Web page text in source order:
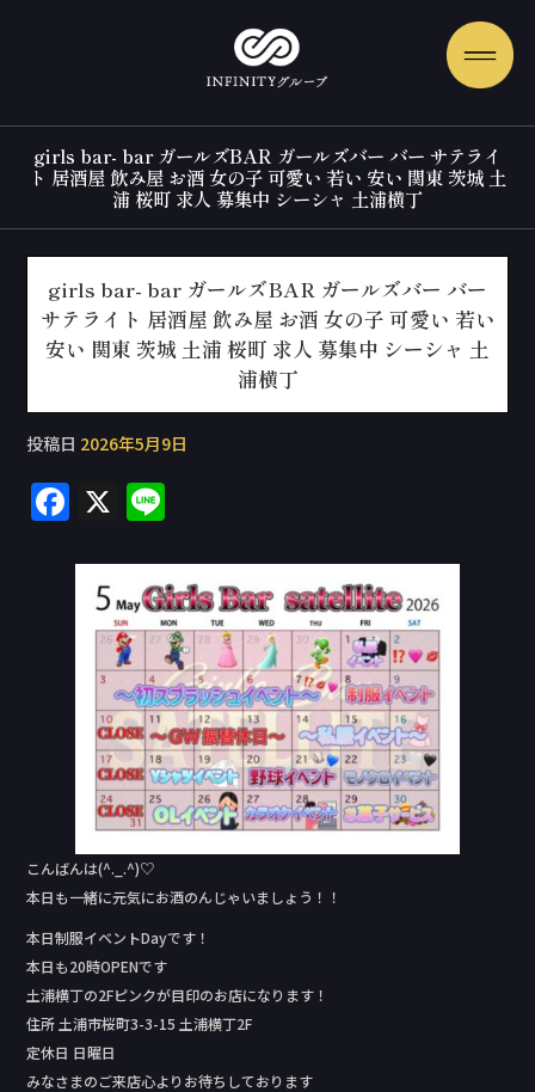
girls bar- bar ガールズBAR ガールズバー バー サテライ
ト 居酒屋 飲み屋 お酒 女の子 可愛い 若い 安い 関東 茨城 土
浦 桜町 求人 募集中 シーシャ 土浦横丁
girls bar- bar ガールズBAR ガールズバー バー
サテライト 居酒屋 飲み屋 お酒 女の子 可愛い 若い
安い 関東 茨城 土浦 桜町 求人 募集中 シーシャ 土
浦横丁
投稿日 2026年5月9日
F
c
X
e
こんばんは(^._.^)♡
本日も一緒に元気にお酒のんじゃいましょう！！
本日制服イベントDay‬です！
本日も20時OPENです
土浦横丁の2Fピンクが目印のお店になります！
住所 土浦市桜町3-3-15 土浦横丁2F
定休日 日曜日
みなさまのご来店心よりお待ちしております